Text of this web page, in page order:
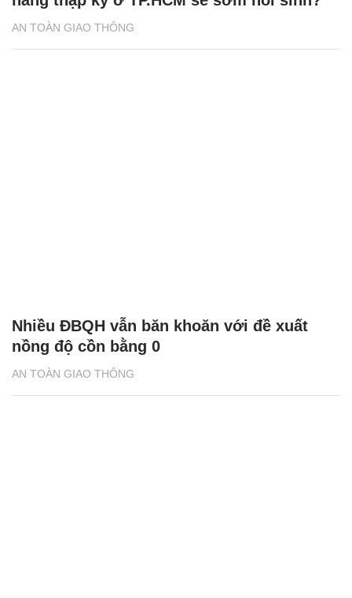
AN TOÀN GIAO THÔNG
AN TOÀN GIAO THÔNG
Nhiều ĐBQH vẫn băn khoăn với đề xuất
nồng độ cồn bằng 0